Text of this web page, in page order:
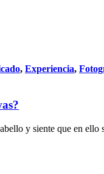
, Experiencia,
y siente que en